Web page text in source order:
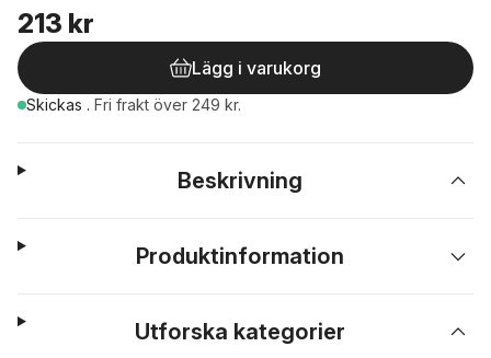
213 kr
Lägg i varukorg
Skickas . Fri frakt över 249 kr.
Beskrivning
Produktinformation
Utforska kategorier